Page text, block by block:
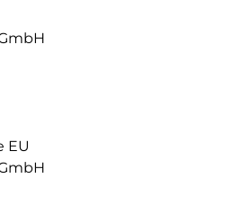
deiner Galaxy Watch8 |
EU